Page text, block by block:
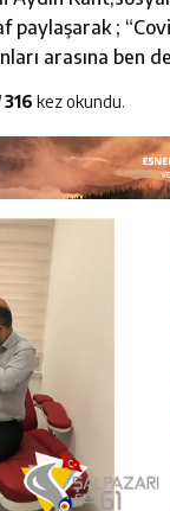
Okuyucularıyla
;
arasına ben
316 kez okundu.